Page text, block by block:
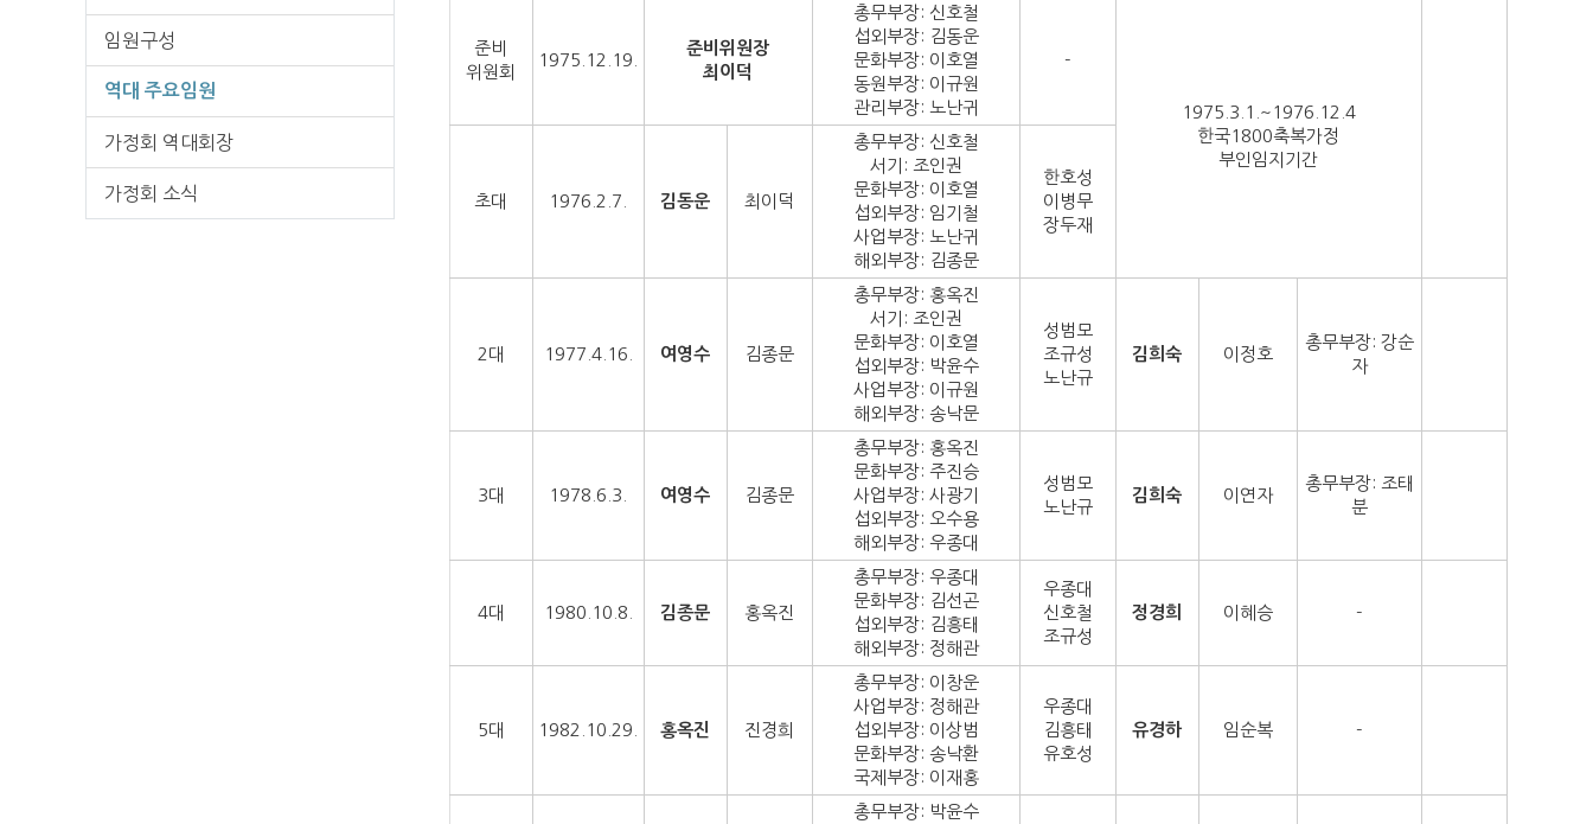
준비
위원회
1975.12.19.
준비위원장
최이덕
총무부장: 신호철
섭외부장: 김동운
문화부장: 이호열
동원부장: 이규원
관리부장: 노난귀
-
1975.3.1.~1976.12.4
한국1800축복가정
부인임지기간
초대 1976.2.7. 김동운 최이덕
총무부장: 신호철
서기: 조인권
문화부장: 이호열
섭외부장: 임기철
사업부장: 노난귀
해외부장: 김종문
한호성
이병무
장두재
2대 1977.4.16. 여영수 김종문
총무부장: 홍옥진
서기: 조인권
문화부장: 이호열
섭외부장: 박윤수
사업부장: 이규원
해외부장: 송낙문
성범모
조규성
노난규
김희숙 이정호
총무부장: 강순
자
3대 1978.6.3. 여영수 김종문
총무부장: 홍옥진
문화부장: 주진승
사업부장: 사광기
섭외부장: 오수용
해외부장: 우종대
성범모
노난규
김희숙 이연자
총무부장: 조태
분
4대 1980.10.8. 김종문 홍옥진
총무부장: 우종대
문화부장: 김선곤
섭외부장: 김흥태
해외부장: 정해관
우종대
신호철
조규성
정경희 이혜승 -
5대 1982.10.29. 홍옥진 진경희
총무부장: 이창운
사업부장: 정해관
섭외부장: 이상범
문화부장: 송낙환
국제부장: 이재홍
우종대
김흥태
유호성
유경하 임순복 -
총무부장: 박윤수
임원구성
역대 주요임원
가정회 역대회장
가정회 소식